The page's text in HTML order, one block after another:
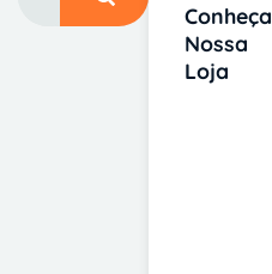
Conheça
Nossa
Loja